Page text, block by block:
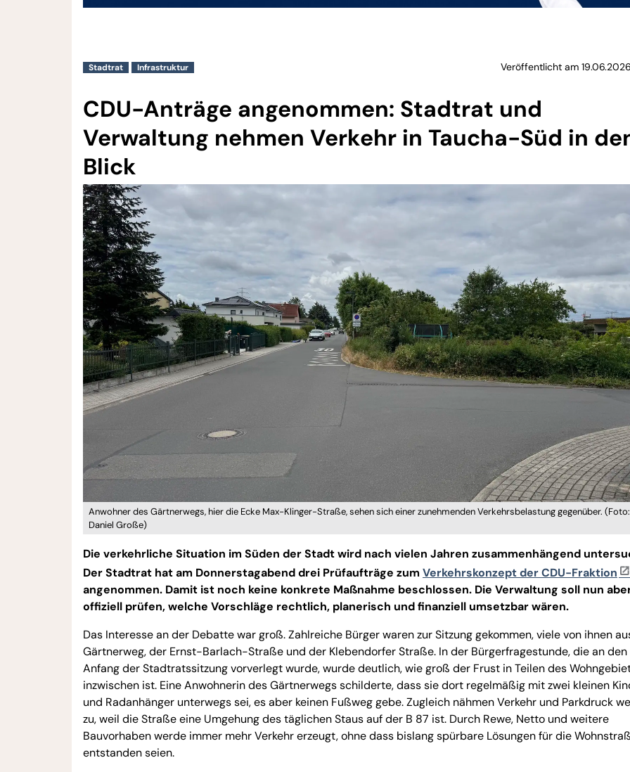
Stadtrat Infrastruktur Veröffentlicht am
CDU-Anträge angenommen: Stadtrat und
Verwaltung nehmen Verkehr in Taucha-Süd in
Blick
Anwohner des Gärtnerwegs, hier die Ecke Max-Klinger-Straße, sehen sich einer zunehmenden Verkehrsbelastung gegenüber. (Foto:
Daniel Große)
Die verkehrliche Situation im Süden der Stadt wird nach vielen Jahren zusammenhängend
Der Stadtrat hat am Donnerstagabend drei Prüfaufträge zum Verkehrskonzept der CDU-Fraktion
angenommen. Damit ist noch keine konkrete Maßnahme beschlossen. Die Verwaltung soll nun
offiziell prüfen, welche Vorschläge rechtlich, planerisch und finanziell umsetzbar wären.
Das Interesse an der Debatte war groß. Zahlreiche Bürger waren zur Sitzung gekommen, viele von ihnen
Gärtnerweg, der Ernst-Barlach-Straße und der Klebendorfer Straße. In der Bürgerfragestunde, die an den
Anfang der Stadtratssitzung vorverlegt wurde, wurde deutlich, wie groß der Frust in Teilen des
inzwischen ist. Eine Anwohnerin des Gärtnerwegs schilderte, dass sie dort regelmäßig mit zwei kleinen
und Radanhänger unterwegs sei, es aber keinen Fußweg gebe. Zugleich nähmen Verkehr und Parkdruck
zu, weil die Straße eine Umgehung des täglichen Staus auf der B 87 ist. Durch Rewe, Netto und weitere
Bauvorhaben werde immer mehr Verkehr erzeugt, ohne dass bislang spürbare Lösungen für die
entstanden seien.